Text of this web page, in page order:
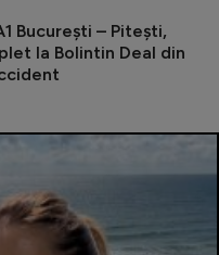
București – Pitești,
la Bolintin Deal din